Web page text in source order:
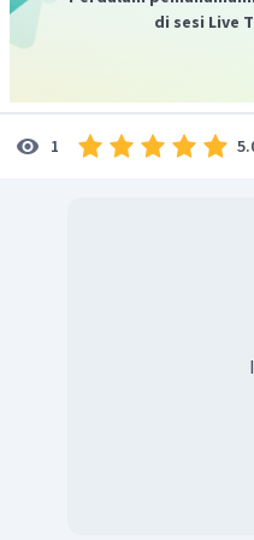
pemetaan simbol
gambar ke atas peta
asli dari unsurnya
Alasan ada penyajian
bentuk simbol yang
di sesi Live
1